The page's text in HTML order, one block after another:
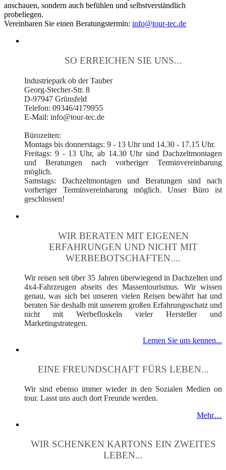
anschauen, sondern auch befühlen und selbstverständlich
probeliegen.
Vereinbaren Sie einen Beratungstermin: info@tour-tec.de
SO ERREICHEN SIE UNS...
Industriepark ob der Tauber
Georg-Stecher-Str. 8
D-97947 Grünsfeld
Telefon: 09346/4179955
E-Mail: info@tour-tec.de
Bürozeiten:
Montags bis donnerstags: 9 - 13 Uhr und 14.30 - 17.15 Uhr.
Freitags: 9 - 13 Uhr, ab 14.30 Uhr sind Dachzeltmontagen
und Beratungen nach vorheriger Terminvereinbarung
möglich.
Samstags: Dachzeltmontagen und Beratungen sind nach
vorheriger Terminvereinbarung möglich. Unser Büro ist
geschlossen!
WIR BERATEN MIT EIGENEN
ERFAHRUNGEN UND NICHT MIT
WERBEBOTSCHAFTEN....
Wir reisen seit über 35 Jahren überwiegend in Dachzelten und
4x4-Fahrzeugen abseits des Massentourismus. Wir wissen
genau, was sich bei unseren vielen Reisen bewährt hat und
beraten Sie deshalb mit unserem großen Erfahrungsschatz und
nicht mit Werbefloskeln vieler Hersteller und
Marketingstrategen.
Lernen Sie uns kennen...
EINE FREUNDSCHAFT FÜRS LEBEN...
Wir sind ebenso immer wieder in den Sozialen Medien on
tour. Lasst uns auch dort Freunde werden.
Mehr…
WIR SCHENKEN KARTONS EIN ZWEITES
LEBEN...